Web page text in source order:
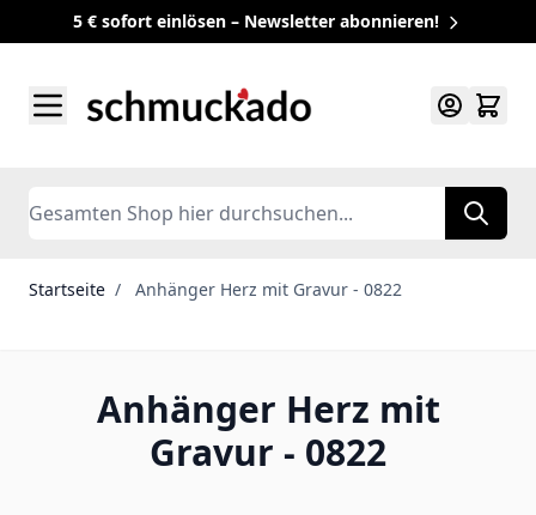
5 € sofort einlösen – Newsletter abonnieren!
Search
Startseite / Anhänger Herz mit Gravur - 0822
Anhänger Herz mit
Gravur - 0822